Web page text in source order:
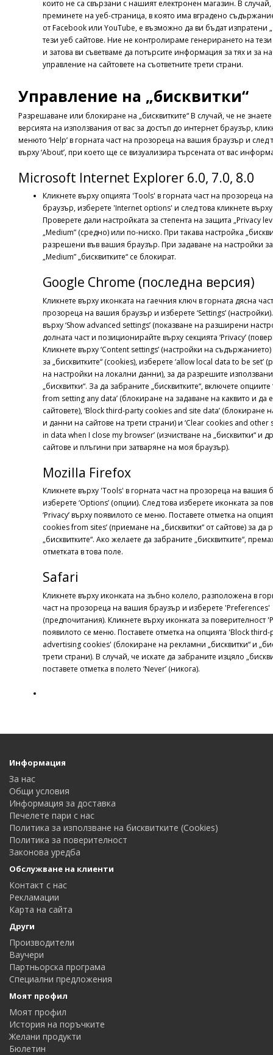
които не са свързани с нашият електронен магазин. В случай,
преминете на уеб-страница, в която има вградено
от Facebook или YouTube, е възможно да ви бъдат изпратени
тези уеб сайтове. Ние не контролираме генерирането на тези
и затова ви съветваме да потърсите информация за тях и за
управление на сайтовете на съответните трети страни.
Управление на „бисквитки“
Разрешаване или блокиране на „бисквитките“ В случай, че не
версията на използвания от вас за достъп до интернет браузър,
менюто ‘Help’ в горната част на прозореца на вашия браузър и след
върху ‘About’, при което ще се визуализира търсената от вас
Microsoft Internet Explorer 6.0, 7.0, 8.0
Кликнете върху опцията 'Tools' в горната част на прозореца
браузър, изберете 'Internet options' и след това кликнете
Проверете дали настройката за степента на защита „Privacy
„Medium” (средно) или по-ниско. При такава настройка
разрешени във вашия браузър. При задаване на настройки
„Medium” „бисквитките“ се блокират.
Google Chrome (последна версия)
Кликнете върху иконката на гаечния ключ в горната дясна
прозореца на вашия браузър и изберете ‘Settings’
върху ‘Show advanced settings’ (показване на разширени
долната част и позиционирайте върху секцията ‘Privacy’
Кликнете върху ‘Content settings’ (настройки на
за „бисквитките“ (cookies), изберете ‘allow local data to be set’
на настройки на локални данни), за да разрешите
„бисквитки“. За да забраните „бисквитките“, включете опциите
from setting any data’ (блокиране на задаване на каквито и да
сайтовете), ‘Block third-party cookies and site data’ (блокиране
и данни на сайтове на трети страни) и ‘Clear cookies and other
in data when I close my browser’ (изчистване на „бисквитки“ и
сайтове и плъгини при затваряне на моя браузър).
Mozilla Firefox
Кликнете върху 'Tools' в горната част на прозореца на вашия
изберете ‘Options’ (опции). След това изберете иконката за
‘Privacy’ върху появилото се меню. Поставете отметка на
cookies from sites’ (приемане на „бисквитки“ от сайтове) за да
„бисквитките“. Ако желаете да забраните „бисквитките“,
отметката в това поле.
Safari
Кликнете върху иконката на зъбно колело, разположена в
част на прозореца на вашия браузър и изберете 'Preferences'
(предпочитания). Кликнете върху иконката за поверителност
появилото се меню. Поставете отметка на опцията 'Block
advertising cookies' (блокиране на рекламни „бисквитки“ и
трети страни). В случай, че искате да забраните изцяло
поставете отметка в полето ‘Never’ (никога).
Информация
За нас
Общи условия
Информация за доставка
Печелете пари с нас
Политика за използване на бисквитките (Cookies)
Политика за поверителност
Законова уредба
Обслужване на клиенти
Контакт с нас
Рекламации
Карта на сайта
Други
Производители
Ваучери
Партньорска програма
Специални предложения
Моят профил
Моят профил
История на поръчките
Желани продукти
Бюлетин